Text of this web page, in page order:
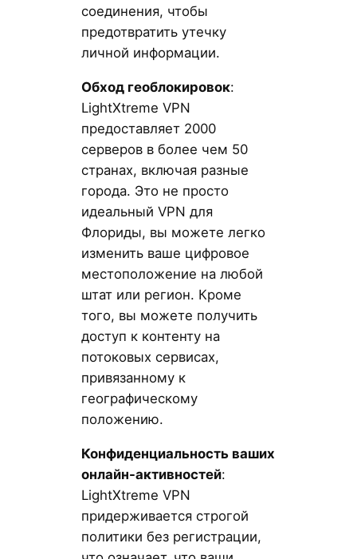
соединения, чтобы
предотвратить утечку
личной информации.
Обход геоблокировок:
LightXtreme VPN
предоставляет 2000
серверов в более чем 50
странах, включая разные
города. Это не просто
идеальный VPN для
Флориды, вы можете легко
изменить ваше цифровое
местоположение на любой
штат или регион. Кроме
того, вы можете получить
доступ к контенту на
потоковых сервисах,
привязанному к
географическому
положению.
Конфиденциальность ваших
онлайн-активностей:
LightXtreme VPN
придерживается строгой
политики без регистрации,